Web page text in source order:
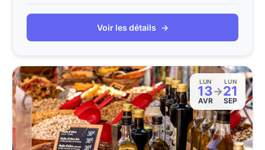
Voir les détails →
LUN
13
AVR
→
LUN
21
SEP